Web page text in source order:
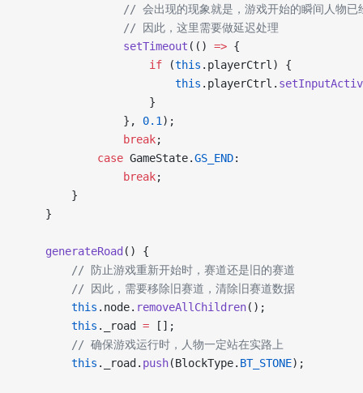
// 会出现的现象就是，游戏开始的瞬间人物已
                // 因此，这里需要做延迟处理
                setTimeout
(() => {
                    if
(this .playerCtrl) {
                        this
.playerCtrl.
                    }
                },
0.1 );
                break
;
            case
GameState.GS_END:
                break
;
        }
    }
    generateRoad
() {
        // 防止游戏重新开始时，赛道还是旧的赛道
        // 因此，需要移除旧赛道，清除旧赛道数据
        this
.node. removeAllChildren();
        this
._road = [];
        // 确保游戏运行时，人物一定站在实路上
        this
._road. push(BlockType. BT_STONE);